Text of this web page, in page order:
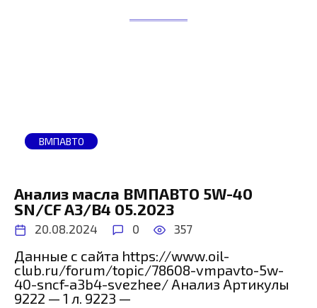
ВМПАВТО
Анализ масла ВМПАВТО 5W-40
SN/CF A3/B4 05.2023
20.08.2024 0 357
Данные с сайта https://www.oil-
club.ru/forum/topic/78608-vmpavto-5w-
40-sncf-a3b4-svezhee/ Анализ Артикулы
9222 — 1 л. 9223 —